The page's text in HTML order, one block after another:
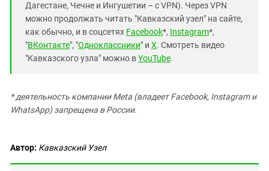
Дагестане, Чечне и Ингушетии – с VPN). Через VPN
можно продолжать читать "Кавказский узел" на сайте,
как обычно, и в соцсетях Facebook*, Instagram*,
"ВКонтакте", "Одноклассники" и X. Смотреть видео
"Кавказского узла" можно вYouTube.
* деятельность компании Meta (владеет Facebook, Instagram и
WhatsApp) запрещена в России.
Автор: Кавказский Узел